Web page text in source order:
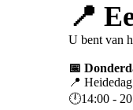
📍
U bent van
📅
📍
🕛14:00 -